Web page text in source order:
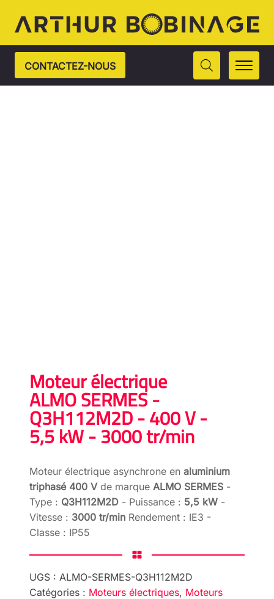
CONTACTEZ-NOUS
Moteur électrique
ALMO SERMES -
Q3H112M2D - 400 V -
5,5 kW - 3000 tr/min
Moteur électrique asynchrone en aluminium
triphasé 400 V de marque ALMO SERMES -
Type : Q3H112M2D - Puissance : 5,5 kW -
Vitesse : 3000 tr/min Rendement : IE3 -
Classe : IP55
UGS : ALMO-SERMES-Q3H112M2D
Catégories : Moteurs électriques, Moteurs